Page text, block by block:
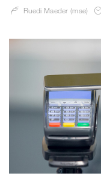
Ruedi Maeder (mae)